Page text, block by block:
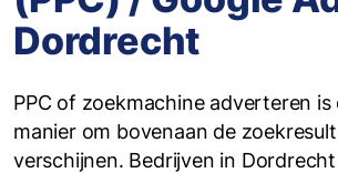
Dordrecht
PPC of zoekmachine adverteren is
manier om bovenaan de
verschijnen. Bedrijven in